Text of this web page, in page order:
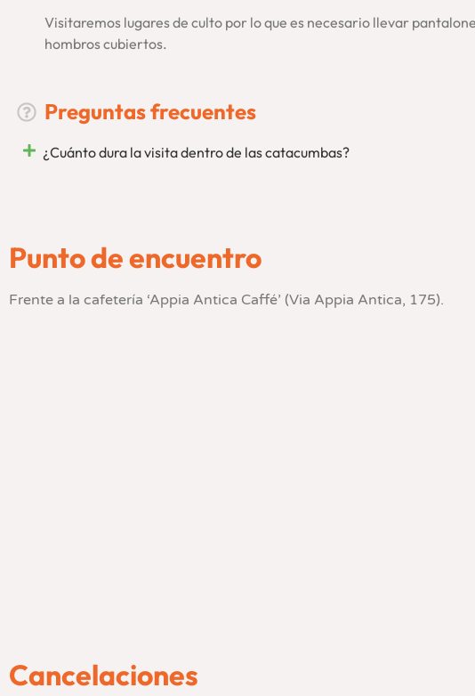
Visitaremos lugares de culto por lo que es necesario llevar
hombros cubiertos.
Preguntas frecuentes
¿Cuánto dura la visita dentro de las catacumbas?
Punto de encuentro
Frente a la cafetería ‘Appia Antica Caffé’ (Via Appia Antica, 175).
Cancelaciones